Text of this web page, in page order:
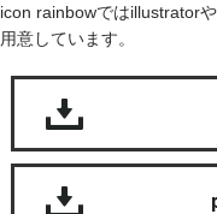
icon rainbowではillustrator
用意しています。